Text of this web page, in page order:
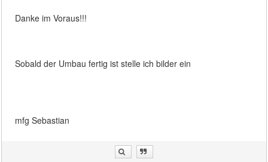
Danke im Voraus!!!
Sobald der Umbau fertig ist stelle ich bilder ein
mfg Sebastian